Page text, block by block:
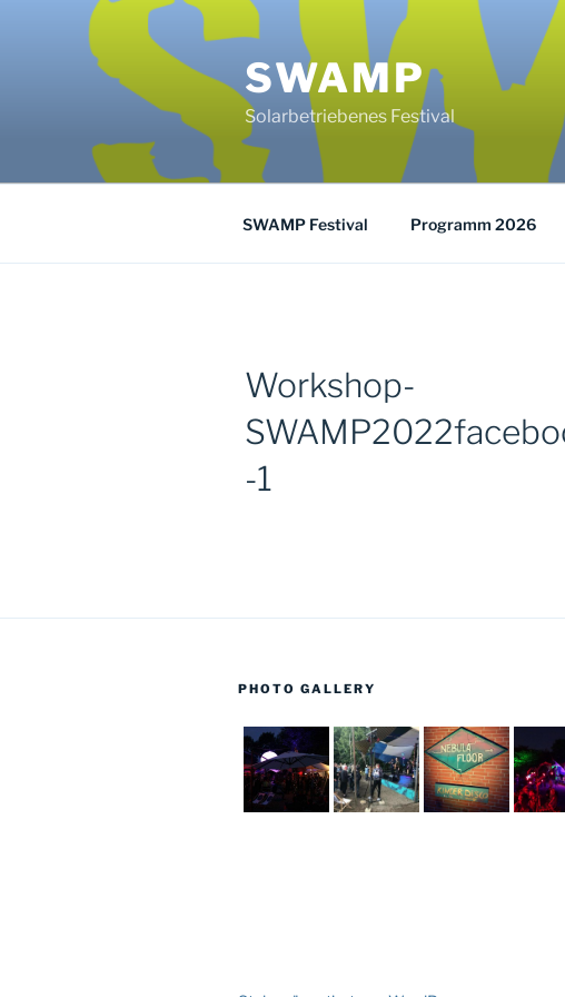
SWAMP
Solarbetriebenes Festival
SWAMP Festival Programm 2026
Workshop-
-1
PHOTO GALLERY